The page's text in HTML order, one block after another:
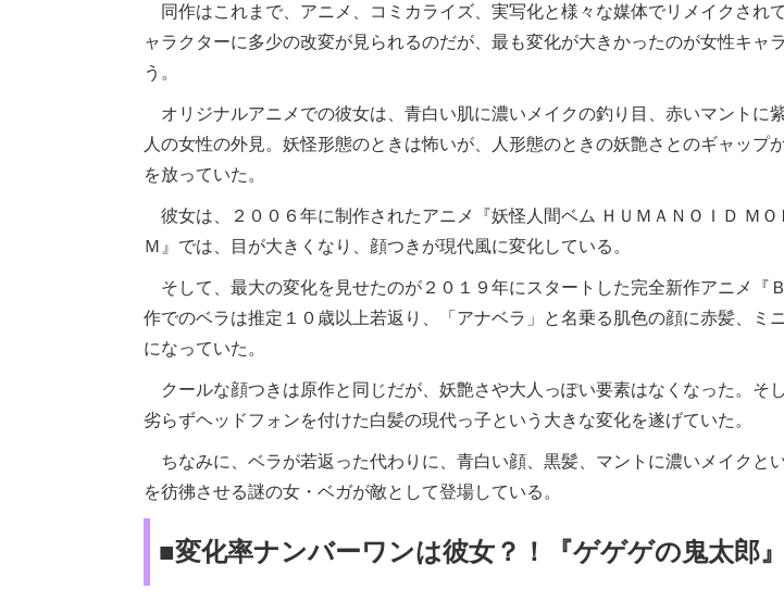
同作はこれまで、アニメ、コミカライズ、実写化と様々な媒体でリメイクされ
ャラクターに多少の改変が見られるのだが、最も変化が大きかったのが女性キャ
う。
オリジナルアニメでの彼女は、青白い肌に濃いメイクの釣り目、赤いマントに
人の女性の外見。妖怪形態のときは怖いが、人形態のときの妖艶さとのギャップ
を放っていた。
彼女は、２００６年に制作されたアニメ『妖怪人間ベム ＨＵＭＡＮＯＩＤ ＭＯ
Ｍ』では、目が大きくなり、顔つきが現代風に変化している。
そして、最大の変化を見せたのが２０１９年にスタートした完全新作アニメ『
作でのベラは推定１０歳以上若返り、「アナベラ」と名乗る肌色の顔に赤髪、ミ
になっていた。
クールな顔つきは原作と同じだが、妖艶さや大人っぽい要素はなくなった。そ
劣らずヘッドフォンを付けた白髪の現代っ子という大きな変化を遂げていた。
ちなみに、ベラが若返った代わりに、青白い顔、黒髪、マントに濃いメイクと
を彷彿させる謎の女・ベガが敵として登場している。
■変化率ナンバーワンは彼女？！『ゲゲゲの鬼太郎